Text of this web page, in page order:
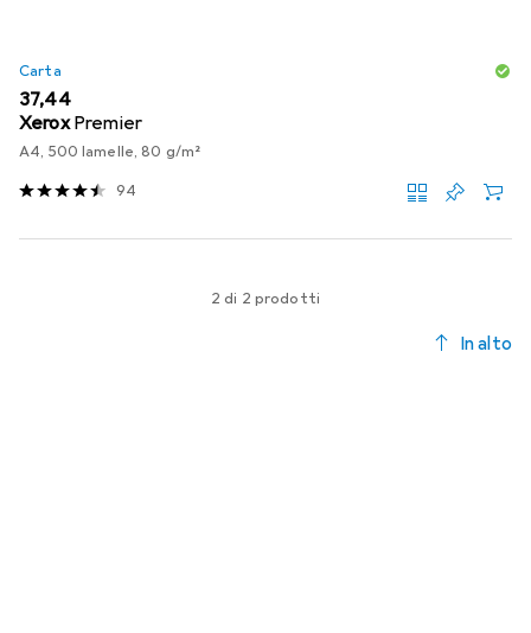
Carta
EUR
37,44
Xerox Premier
A4, 500 lamelle, 80 g/m²
94
2 di 2 prodotti
In alto